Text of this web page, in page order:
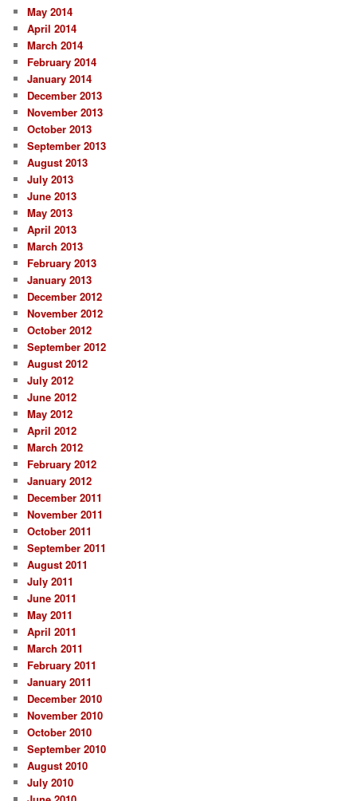
May 2014
April 2014
March 2014
February 2014
January 2014
December 2013
November 2013
October 2013
September 2013
August 2013
July 2013
June 2013
May 2013
April 2013
March 2013
February 2013
January 2013
December 2012
November 2012
October 2012
September 2012
August 2012
July 2012
June 2012
May 2012
April 2012
March 2012
February 2012
January 2012
December 2011
November 2011
October 2011
September 2011
August 2011
July 2011
June 2011
May 2011
April 2011
March 2011
February 2011
January 2011
December 2010
November 2010
October 2010
September 2010
August 2010
July 2010